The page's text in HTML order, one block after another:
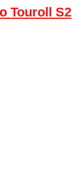
Touroll S2